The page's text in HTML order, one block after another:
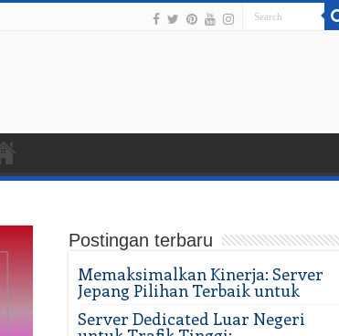
Postingan terbaru
Memaksimalkan Kinerja: Server
Jepang Pilihan Terbaik untuk
Server Dedicated Luar Negeri